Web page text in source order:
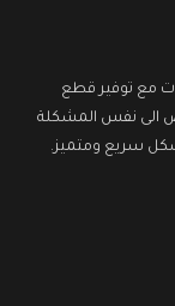
مع توفير قطع
الى نفس المشكلة
سريع ومتميز.